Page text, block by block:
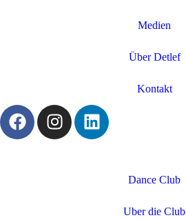
Medien
Über Detlef
Kontakt
Dance Club
Uber die Club